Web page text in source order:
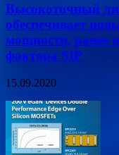
Высокоточный
обеспечивает
мощности, ранее
фактора SIP
15.09.2020